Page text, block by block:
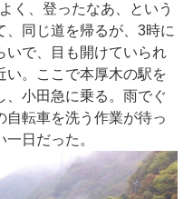
く、登ったなあ、という
、同じ道を帰るが、3時に
いで、目も開けていられ
い。ここで本厚木の駅を
、小田急に乗る。雨でぐ
自転車を洗う作業が待っ
日だった。